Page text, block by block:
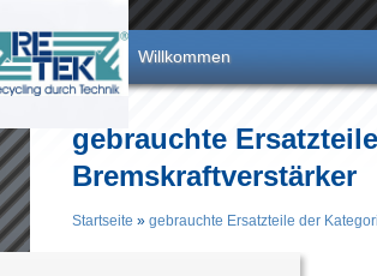
Willkommen
gebrauchte
Bremskraftverstärker
Startseite » gebrauchte Ersatzteile der